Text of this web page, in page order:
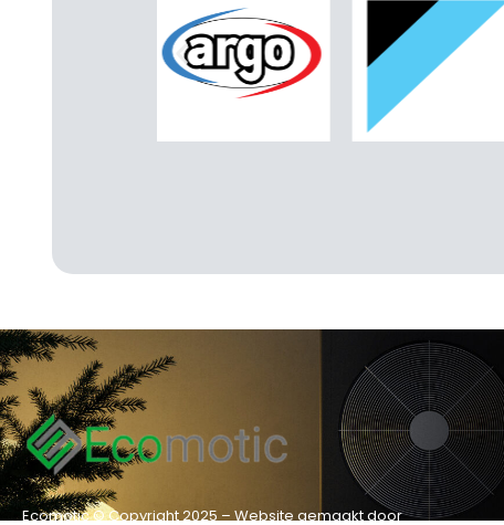
Ecomotic © Copyright 2025 – Website gemaakt door